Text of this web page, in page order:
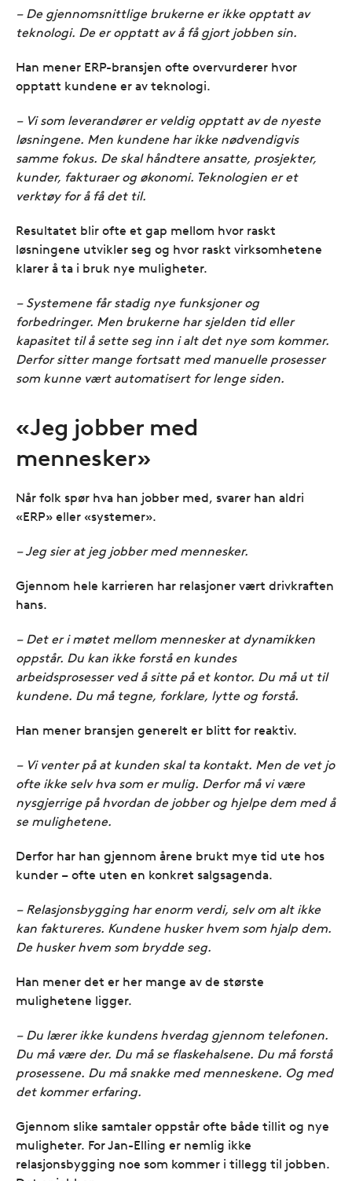
– De gjennomsnittlige brukerne er ikke opptatt av
teknologi. De er opptatt av å få gjort jobben sin.
Han mener ERP-bransjen ofte overvurderer hvor
opptatt kundene er av teknologi.
– Vi som leverandører er veldig opptatt av de nyeste
løsningene. Men kundene har ikke nødvendigvis
samme fokus. De skal håndtere ansatte, prosjekter,
kunder, fakturaer og økonomi. Teknologien er et
verktøy for å få det til.
Resultatet blir ofte et gap mellom hvor raskt
løsningene utvikler seg og hvor raskt virksomhetene
klarer å ta i bruk nye muligheter.
– Systemene får stadig nye funksjoner og
forbedringer. Men brukerne har sjelden tid eller
kapasitet til å sette seg inn i alt det nye som kommer.
Derfor sitter mange fortsatt med manuelle prosesser
som kunne vært automatisert for lenge siden.
«Jeg jobber med
mennesker»
Når folk spør hva han jobber med, svarer han aldri
«ERP» eller «systemer».
– Jeg sier at jeg jobber med mennesker.
Gjennom hele karrieren har relasjoner vært drivkraften
hans.
– Det er i møtet mellom mennesker at dynamikken
oppstår. Du kan ikke forstå en kundes
arbeidsprosesser ved å sitte på et kontor. Du må ut til
kundene. Du må tegne, forklare, lytte og forstå.
Han mener bransjen generelt er blitt for reaktiv.
– Vi venter på at kunden skal ta kontakt. Men de vet jo
ofte ikke selv hva som er mulig. Derfor må vi være
nysgjerrige på hvordan de jobber og hjelpe dem med å
se mulighetene.
Derfor har han gjennom årene brukt mye tid ute hos
kunder – ofte uten en konkret salgsagenda.
– Relasjonsbygging har enorm verdi, selv om alt ikke
kan faktureres. Kundene husker hvem som hjalp dem.
De husker hvem som brydde seg.
Han mener det er her mange av de største
mulighetene ligger.
– Du lærer ikke kundens hverdag gjennom telefonen.
Du må være der. Du må se flaskehalsene. Du må forstå
prosessene. Du må snakke med menneskene. Og med
det kommer erfaring.
Gjennom slike samtaler oppstår ofte både tillit og nye
muligheter. For Jan-Elling er nemlig ikke
relasjonsbygging noe som kommer i tillegg til jobben.